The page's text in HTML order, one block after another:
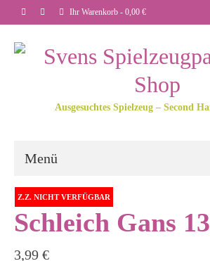
Ihr Warenkorb - 0,00 €
Ausgesuchtes Spielzeug – Second
Menü
Z.Z. NICHT VERFÜGBAR
Schleich Gans
3,99 €